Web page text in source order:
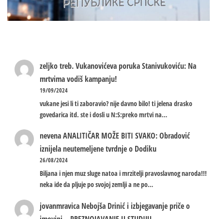
zeljko treb.Vukanovićeva poruka Stanivukoviću: Na
mrtvima vodiš kampanju!
19/09/2024
vukane jesi li ti zaboravio? nije davno bilo! ti jelena drasko
govedarica itd. ste i dosli u N:S:preko mrtvi na…
nevenaANALITIČAR MOŽE BITI SVAKO: Obradović
iznijela neutemeljene tvrdnje o Dodiku
26/08/2024
Biljana i njen muz sluge natoa i mrzitelji pravoslavnog naroda!!!
neka ide da pljuje po svojoj zemlji a ne po…
jovanmravica Nebojša Drinić i izbjegavanje priče o